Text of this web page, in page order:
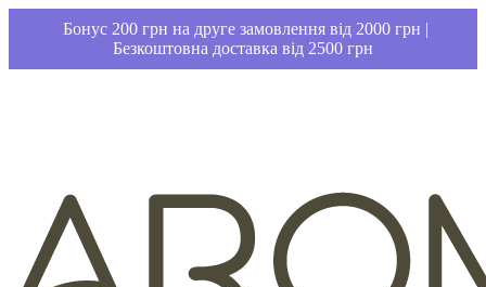
Бонус 200 грн на друге замовлення від 2000 грн |
Безкоштовна доставка від 2500 грн